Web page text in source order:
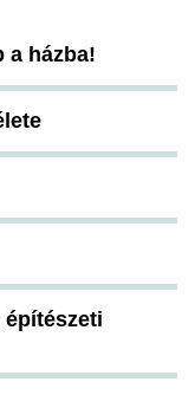
a házba!
építészeti